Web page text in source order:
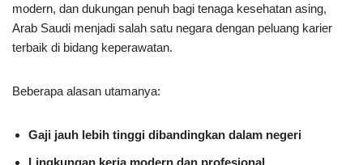
modern, dan dukungan penuh bagi tenaga kesehatan asing,
Arab Saudi menjadi salah satu negara dengan peluang karier
terbaik di bidang keperawatan.
Beberapa alasan utamanya:
Gaji jauh lebih tinggi dibandingkan dalam negeri
Lingkungan kerja modern dan profesional